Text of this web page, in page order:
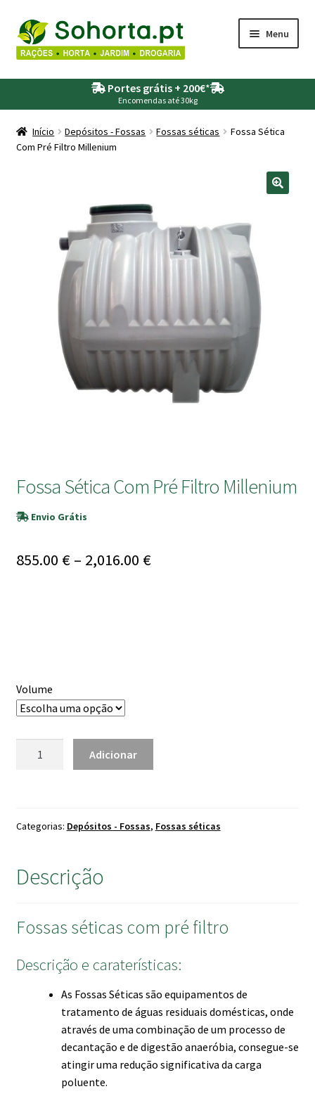
Ir
para
a
navegação
Saltar
para
o
conteúdo
Menu
Agricultura
Drogaria
Jardim
Piscinas
Rega
Portes grátis + 200€*
Encomendas até 30kg
Início Depósitos - Fossas Fossas séticas
Fossa Sética
Com Pré Filtro Millenium
Fossa Sética Com Pré Filtro Millenium
Envio Grátis
855.00 € – 2,016.00 €Price
Volume
Pré
Millenium
Adicionar
Categorias: Depósitos - Fossas, Fossas séticas
Descrição
Fossas séticas com pré filtro
Descrição e caraterísticas:
As Fossas Séticas são equipamentos de
tratamento de águas residuais domésticas, onde
através de uma combinação de um processo de
decantação e de digestão anaeróbia, consegue-se
atingir uma redução significativa da carga
poluente.